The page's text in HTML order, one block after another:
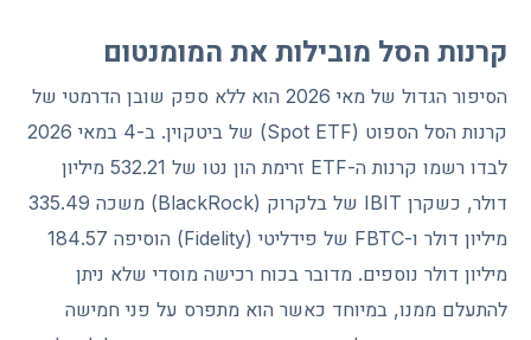
קרנות הסל מובילות את המומנטום
הסיפור הגדול של מאי 2026 הוא ללא ספק שובן הדרמטי של
קרנות הסל הספוט (Spot ETF) של ביטקוין. ב-4 במאי 2026
לבדו רשמו קרנות ה-ETF זרימת הון נטו של 532.21 מיליון
דולר, כשקרן IBIT של בלקרוק (BlackRock) משכה 335.49
מיליון דולר ו-FBTC של פידליטי (Fidelity) הוסיפה 184.57
מיליון דולר נוספים. מדובר בכוח רכישה מוסדי שלא ניתן
להתעלם ממנו, במיוחד כאשר הוא מתפרס על פני חמישה